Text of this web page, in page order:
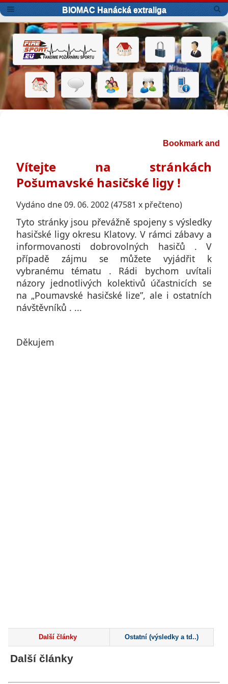
BIOMAC Hanácká extraliga
Vítejte na stránkách
Pošumavské hasičské ligy !
Vydáno dne 09. 06. 2002 (47581 x přečteno)
Tyto stránky jsou převážně spojeny s výsledky
hasičské ligy okresu Klatovy. V rámci zábavy a
informovanosti dobrovolných hasičů . V
případě zájmu se můžete vyjádřit k
vybranému tématu . Rádi bychom uvítali
názory jednotlivých kolektivů účastnicích se
na „Poumavské hasičské lize”, ale i ostatních
návštěvníků . ...
Děkujem
Další články Ostatní (výsledky a td..)
Další články